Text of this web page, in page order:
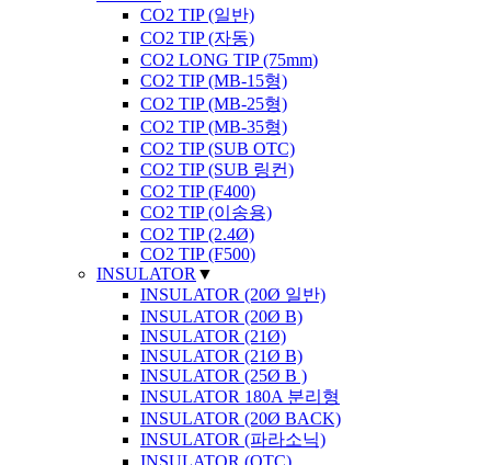
CO2 TIP (일반)
CO2 TIP (자동)
CO2 LONG TIP (75mm)
CO2 TIP (MB-15형)
CO2 TIP (MB-25형)
CO2 TIP (MB-35형)
CO2 TIP (SUB OTC)
CO2 TIP (SUB 링컨)
CO2 TIP (F400)
CO2 TIP (이송용)
CO2 TIP (2.4Ø)
CO2 TIP (F500)
INSULATOR ▼
INSULATOR (20Ø 일반)
INSULATOR (20Ø B)
INSULATOR (21Ø)
INSULATOR (21Ø B)
INSULATOR (25Ø B )
INSULATOR 180A 분리형
INSULATOR (20Ø BACK)
INSULATOR (파라소닉)
INSULATOR (OTC)